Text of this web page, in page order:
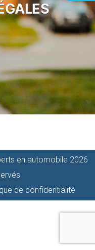
en automobile 2026
de confidentialité